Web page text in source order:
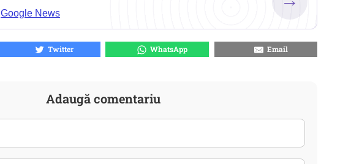
Google News
Twitter WhatsApp Email
Adaugă comentariu